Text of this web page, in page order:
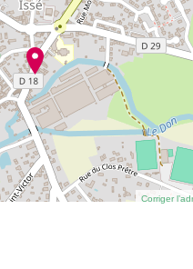
Corriger